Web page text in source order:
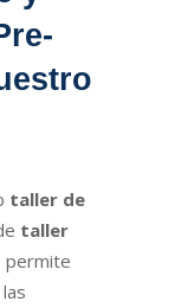
taller de
taller
permite